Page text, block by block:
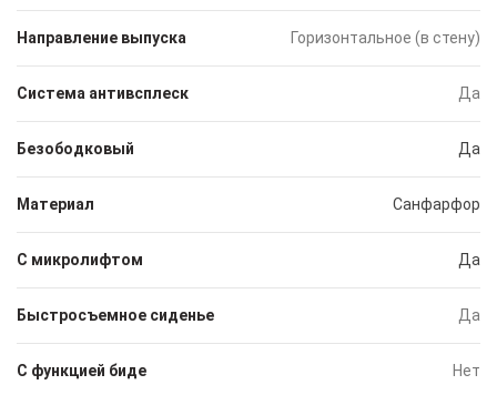
Направление выпуска Горизонтальное (в стену)
Система антивсплеск Да
Безободковый Да
Материал Санфарфор
С микролифтом Да
Быстросъемное сиденье Да
С функцией биде Нет